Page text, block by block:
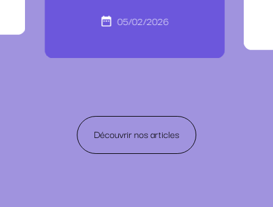
05/02/2026
Découvrir nos articles